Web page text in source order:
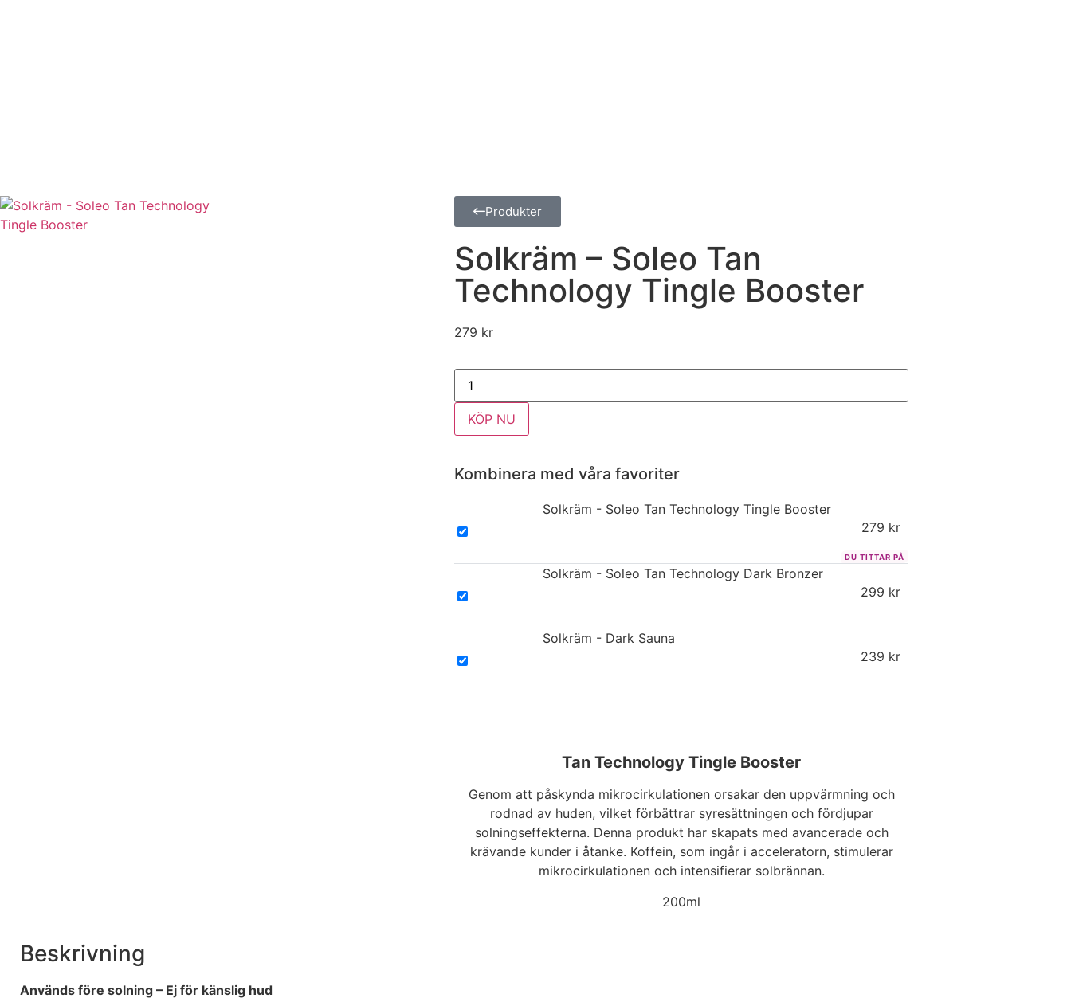
Produkter
Solkräm – Soleo Tan
Technology Tingle Booster
279 kr
KÖP NU
Kombinera med våra favoriter
Solkräm - Soleo Tan Technology Tingle Booster
279 kr
Solkräm - Soleo Tan Technology Dark Bronzer
299 kr
Solkräm - Dark Sauna
239 kr
Tan Technology Tingle Booster
Genom att påskynda mikrocirkulationen orsakar den uppvärmning och
rodnad av huden, vilket förbättrar syresättningen och fördjupar
solningseffekterna. Denna produkt har skapats med avancerade och
krävande kunder i åtanke. Koffein, som ingår i acceleratorn, stimulerar
mikrocirkulationen och intensifierar solbrännan.
200ml
Beskrivning
Används före solning – Ej för känslig hud